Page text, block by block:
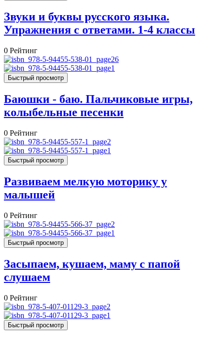
Звуки и буквы русского языка.
Упражнения с ответами. 1-4 классы
0 Рейтинг
Быстрый просмотр
Баюшки - баю. Пальчиковые игры,
колыбельные песенки
0 Рейтинг
Быстрый просмотр
Развиваем мелкую моторику у
малышей
0 Рейтинг
Быстрый просмотр
Засыпаем, кушаем, маму с папой
слушаем
0 Рейтинг
Быстрый просмотр